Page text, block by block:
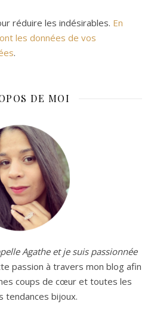
réduire les indésirables. En
les données de vos
.
DE MOI
Agathe et je suis passionnée
passion à travers mon blog afin
coups de cœur et toutes les
tendances bijoux.